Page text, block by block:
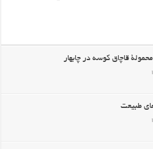
قاچاق کوسه در چابهار
طبیعت